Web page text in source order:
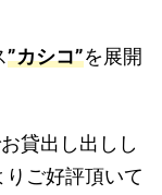
”カシコ”を展開
貸出し出しし
ご好評頂いて